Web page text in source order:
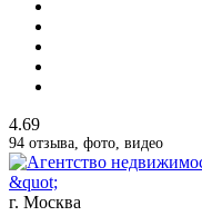
4.69
94 отзыва, фото, видео
г. Москва